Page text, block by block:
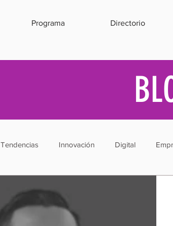
Programa Directorio
Tendencias Innovación Digital